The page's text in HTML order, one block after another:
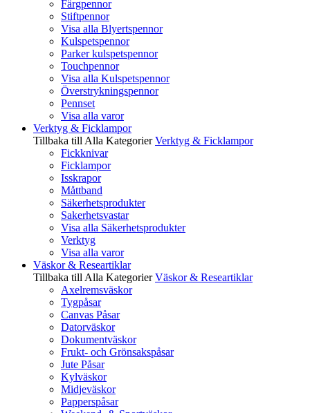
Färgpennor
Stiftpennor
Visa alla Blyertspennor
Kulspetspennor
Parker kulspetspennor
Touchpennor
Visa alla Kulspetspennor
Överstrykningspennor
Pennset
Visa alla varor
Verktyg & Ficklampor
Tillbaka till Alla Kategorier Verktyg & Ficklampor
Fickknivar
Ficklampor
Isskrapor
Måttband
Säkerhetsprodukter
Sakerhetsvastar
Visa alla Säkerhetsprodukter
Verktyg
Visa alla varor
Väskor & Researtiklar
Tillbaka till Alla Kategorier Väskor & Researtiklar
Axelremsväskor
Tygpåsar
Canvas Påsar
Datorväskor
Dokumentväskor
Frukt- och Grönsakspåsar
Jute Påsar
Kylväskor
Midjeväskor
Papperspåsar